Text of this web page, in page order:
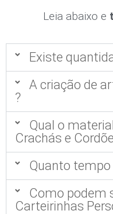
Leia abaixo e
Existe
A criação de
?
Qual o
Crachás e
Quanto
Como podem
Carteirinhas